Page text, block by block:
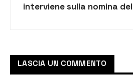
interviene sulla nomina del
città”
LASCIA UN COMMENTO